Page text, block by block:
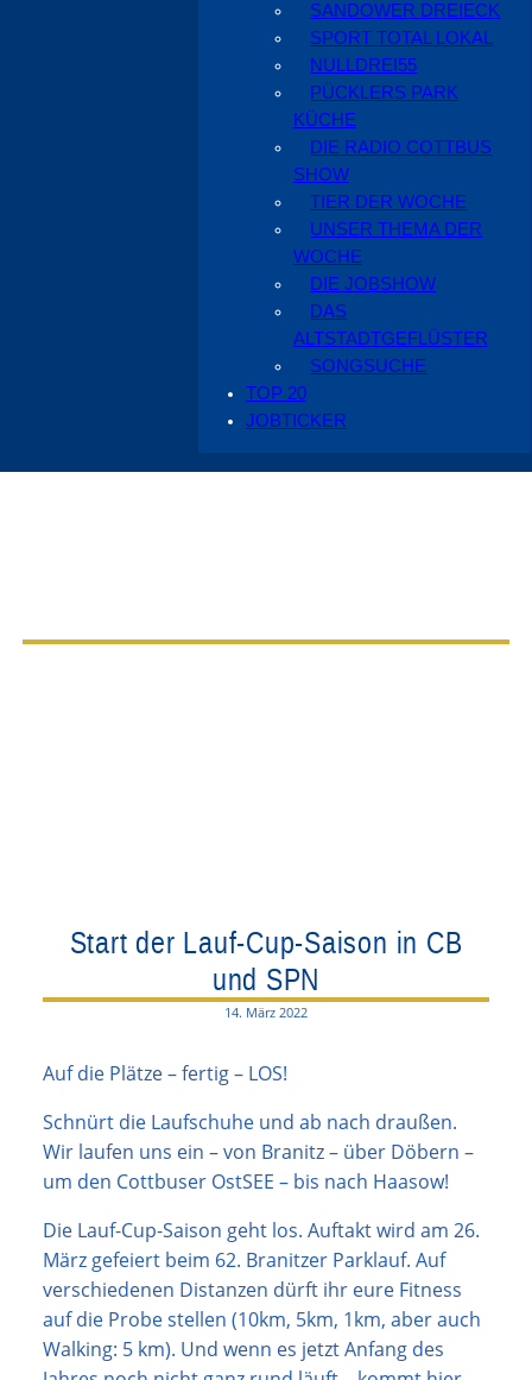
SANDOWER DREIECK
SPORT TOTAL LOKAL
NULLDREI55
PÜCKLERS PARK
KÜCHE
DIE RADIO COTTBUS
SHOW
TIER DER WOCHE
UNSER THEMA DER
WOCHE
DIE JOBSHOW
DAS
ALTSTADTGEFLÜSTER
SONGSUCHE
TOP 20
JOBTICKER
Start der Lauf-Cup-Saison in CB
und SPN
14. März 2022
Auf die Plätze – fertig – LOS!
Schnürt die Laufschuhe und ab nach draußen.
Wir laufen uns ein – von Branitz – über Döbern –
um den Cottbuser OstSEE – bis nach Haasow!
Die Lauf-Cup-Saison geht los. Auftakt wird am 26.
März gefeiert beim 62. Branitzer Parklauf. Auf
verschiedenen Distanzen dürft ihr eure Fitness
auf die Probe stellen (10km, 5km, 1km, aber auch
Walking: 5 km). Und wenn es jetzt Anfang des